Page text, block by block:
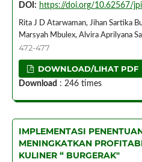
DOI: https://doi.org/10.62567/
Rita J D Atarwaman, Jihan Sartika
Marsyah Mbulex, Alvira Aprilyana
472-477
DOWNLOAD/LIHAT PDF
Download : 246 times
IMPLEMENTASI
MENINGKATKAN
KULINER “ BURGERAK"